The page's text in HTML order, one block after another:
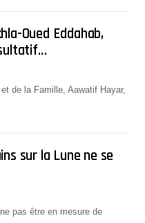
Oued Eddahab,
de la Famille, Aawatif Hayar,
sur la Lune ne se
pas être en mesure de